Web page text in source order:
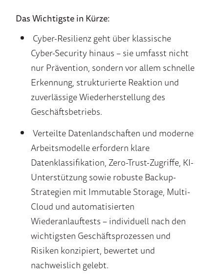
Das Wichtigste in Kürze:
Cyber-Resilienz geht über klassische
Cyber-Security hinaus – sie umfasst nicht
nur Prävention, sondern vor allem schnelle
Erkennung, strukturierte Reaktion und
zuverlässige Wiederherstellung des
Geschäftsbetriebs.
Verteilte Datenlandschaften und moderne
Arbeitsmodelle erfordern klare
Datenklassifikation, Zero-Trust-Zugriffe, KI-
Unterstützung sowie robuste Backup-
Strategien mit Immutable Storage, Multi-
Cloud und automatisierten
Wiederanlauftests – individuell nach den
wichtigsten Geschäftsprozessen und
Risiken konzipiert, bewertet und
nachweislich gelebt.